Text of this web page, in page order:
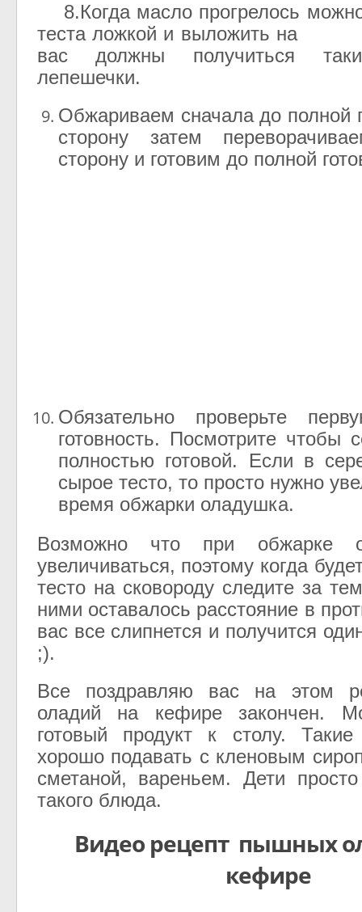
8.Когда масло прогрелось
теста ложкой и выложить на
вас должны получиться
лепешечки.
Обжариваем сначала до полной
сторону затем
сторону и готовим до полной
Обязательно проверьте
готовность. Посмотрите чтобы
полностью готовой. Если в
сырое тесто, то просто нужно
время обжарки оладушка.
Возможно что при обжарке
увеличиваться, поэтому когда
тесто на сковороду следите за
ними оставалось расстояние в
вас все слипнется и получится
;).
Все поздравляю вас на этом
оладий на кефире закончен.
готовый продукт к столу.
хорошо подавать с кленовым
сметаной, вареньем. Дети
такого блюда.
Видео рецепт пышных
кефире